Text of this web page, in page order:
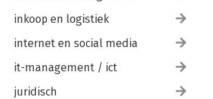
inkoop en logistiek
internet en social media
it-management / ict
juridisch